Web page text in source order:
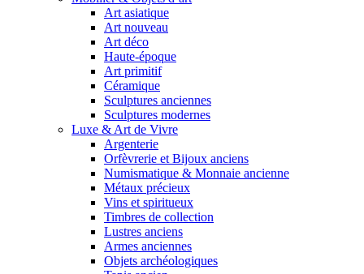
Art asiatique
Art nouveau
Art déco
Haute-époque
Art primitif
Céramique
Sculptures anciennes
Sculptures modernes
Luxe & Art de Vivre
Argenterie
Orfèvrerie et Bijoux anciens
Numismatique & Monnaie ancienne
Métaux précieux
Vins et spiritueux
Timbres de collection
Lustres anciens
Armes anciennes
Objets archéologiques